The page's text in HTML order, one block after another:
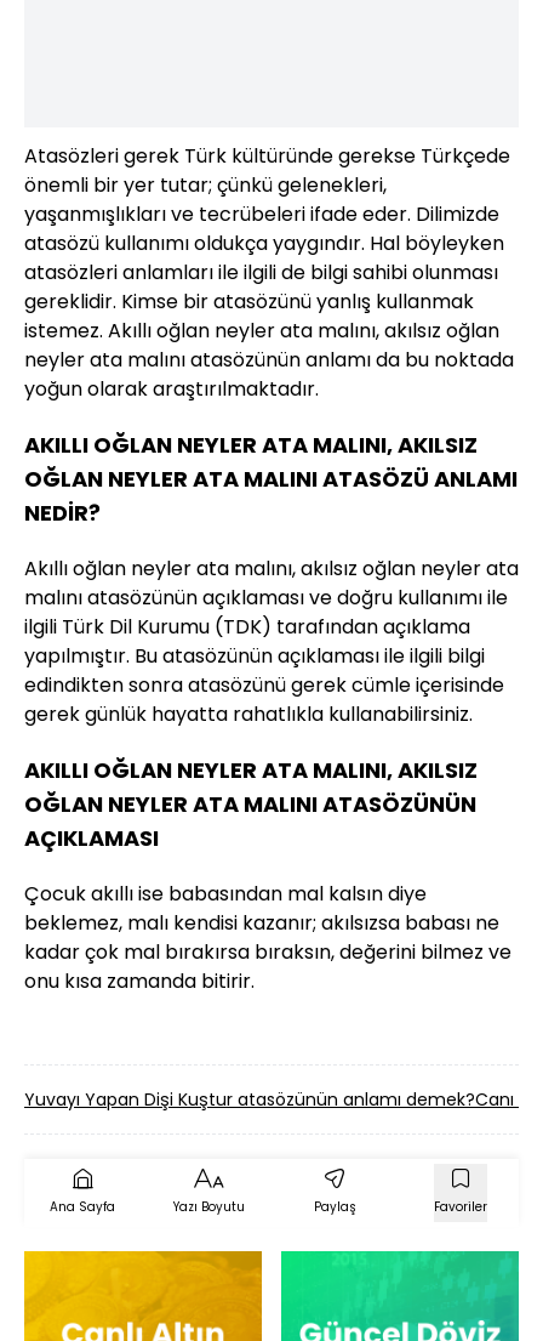
Atasözleri gerek Türk kültüründe gerekse Türkçede
önemli bir yer tutar; çünkü gelenekleri,
yaşanmışlıkları ve tecrübeleri ifade eder. Dilimizde
atasözü kullanımı oldukça yaygındır. Hal böyleyken
atasözleri anlamları ile ilgili de bilgi sahibi olunması
gereklidir. Kimse bir atasözünü yanlış kullanmak
istemez. Akıllı oğlan neyler ata malını, akılsız oğlan
neyler ata malını atasözünün anlamı da bu noktada
yoğun olarak araştırılmaktadır.
AKILLI OĞLAN NEYLER ATA MALINI, AKILSIZ
OĞLAN NEYLER ATA MALINI ATASÖZÜ ANLAMI
NEDİR?
Akıllı oğlan neyler ata malını, akılsız oğlan neyler ata
malını atasözünün açıklaması ve doğru kullanımı ile
ilgili Türk Dil Kurumu (TDK) tarafından açıklama
yapılmıştır. Bu atasözünün açıklaması ile ilgili bilgi
edindikten sonra atasözünü gerek cümle içerisinde
gerek günlük hayatta rahatlıkla kullanabilirsiniz.
AKILLI OĞLAN NEYLER ATA MALINI, AKILSIZ
OĞLAN NEYLER ATA MALINI ATASÖZÜNÜN
AÇIKLAMASI
Çocuk akıllı ise babasından mal kalsın diye
beklemez, malı kendisi kazanır; akılsızsa babası ne
kadar çok mal bırakırsa bıraksın, değerini bilmez ve
onu kısa zamanda bitirir.
Yuvayı Yapan Dişi Kuştur atasözünün anlamı demek?Canı
Ana Sayfa Yazı Boyutu Paylaş Favoriler